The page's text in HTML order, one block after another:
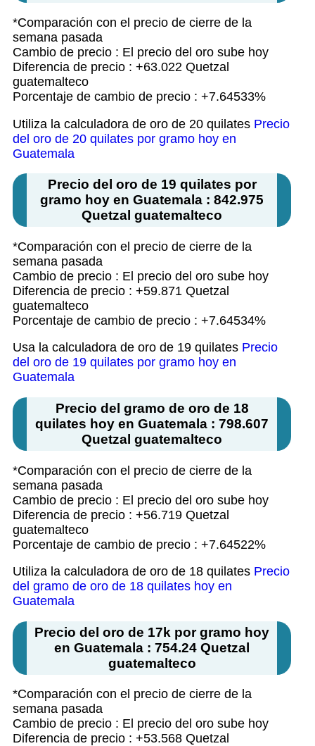
*Comparación con el precio de cierre de la
semana pasada
Cambio de precio : El precio del oro sube hoy
Diferencia de precio : +63.022 Quetzal
guatemalteco
Porcentaje de cambio de precio : +7.64533%
Utiliza la calculadora de oro de 20 quilates Precio
del oro de 20 quilates por gramo hoy en
Guatemala
Precio del oro de 19 quilates por
gramo hoy en Guatemala : 842.975
Quetzal guatemalteco
*Comparación con el precio de cierre de la
semana pasada
Cambio de precio : El precio del oro sube hoy
Diferencia de precio : +59.871 Quetzal
guatemalteco
Porcentaje de cambio de precio : +7.64534%
Usa la calculadora de oro de 19 quilates Precio
del oro de 19 quilates por gramo hoy en
Guatemala
Precio del gramo de oro de 18
quilates hoy en Guatemala : 798.607
Quetzal guatemalteco
*Comparación con el precio de cierre de la
semana pasada
Cambio de precio : El precio del oro sube hoy
Diferencia de precio : +56.719 Quetzal
guatemalteco
Porcentaje de cambio de precio : +7.64522%
Utiliza la calculadora de oro de 18 quilates Precio
del gramo de oro de 18 quilates hoy en
Guatemala
Precio del oro de 17k por gramo hoy
en Guatemala : 754.24 Quetzal
guatemalteco
*Comparación con el precio de cierre de la
semana pasada
Cambio de precio : El precio del oro sube hoy
Diferencia de precio : +53.568 Quetzal